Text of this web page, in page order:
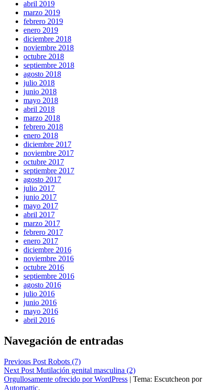
abril 2019
marzo 2019
febrero 2019
enero 2019
diciembre 2018
noviembre 2018
octubre 2018
septiembre 2018
agosto 2018
julio 2018
junio 2018
mayo 2018
abril 2018
marzo 2018
febrero 2018
enero 2018
diciembre 2017
noviembre 2017
octubre 2017
septiembre 2017
agosto 2017
julio 2017
junio 2017
mayo 2017
abril 2017
marzo 2017
febrero 2017
enero 2017
diciembre 2016
noviembre 2016
octubre 2016
septiembre 2016
agosto 2016
julio 2016
junio 2016
mayo 2016
abril 2016
Navegación de entradas
Previous Post Robots (7)
Next Post Mutilación genital masculina (2)
Orgullosamente ofrecido por WordPress | Tema: Escutcheon por
Automattic.